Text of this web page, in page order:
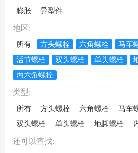
膨胀
异型件
地区:
所有 方头螺栓 六角螺栓
马车
活节螺栓
双头螺栓 单头螺栓
内六角螺栓
类型:
所有 方头螺栓 六角螺栓 马车
双头螺栓
单头螺栓 地脚螺栓
还可以查找: